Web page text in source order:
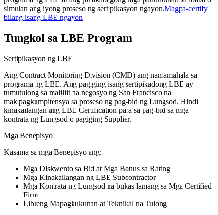
simulan ang iyong proseso ng sertipikasyon ngayon.Magpa-certify
bilang isang LBE ngayon
Tungkol sa LBE Program
Sertipikasyon ng LBE
Ang Contract Monitoring Division (CMD) ang namamahala sa
programa ng LBE. Ang pagiging isang sertipikadong LBE ay
tumutulong sa maliliit na negosyo ng San Francisco na
makipagkumpitensya sa proseso ng pag-bid ng Lungsod. Hindi
kinakailangan ang LBE Certification para sa pag-bid sa mga
kontrata ng Lungsod o pagiging Supplier.
Mga Benepisyo
Kasama sa mga Benepisyo ang:
Mga Diskwento sa Bid at Mga Bonus sa Rating
Mga Kinakailangan ng LBE Subcontractor
Mga Kontrata ng Lungsod na bukas lamang sa Mga Certified
Firm
Libreng Mapagkukunan at Teknikal na Tulong